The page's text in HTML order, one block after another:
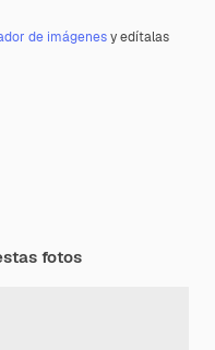
de imágenesy edítalas
fotos